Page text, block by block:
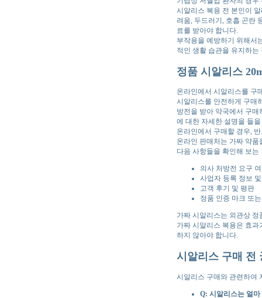
시알리스 복용 전 본인이
려움, 두드러기, 호흡 곤란
료를 받아야 합니다.
부작용을 예방하기 위해서
적인 생활 습관을 유지하
정품 시알리스
온라인에서 시알리스를 구
시알리스를 안전하게 구매
방전을 받아 약국에서 구
에 대한 자세한 설명을 들
온라인에서 구매할 경우,
온라인 판매처는 가짜 약
다음 사항들을 확인해 보는
의사 처방전 요구
사업자 등록 정보
고객 후기 및 평판
정품 인증 마크 또
가짜 시알리스는 외관상
가짜 시알리스 복용은 효
하지 않아야 합니다.
시알리스 구매 전
시알리스 구매와 관련하여
Q: 시알리스는 얼